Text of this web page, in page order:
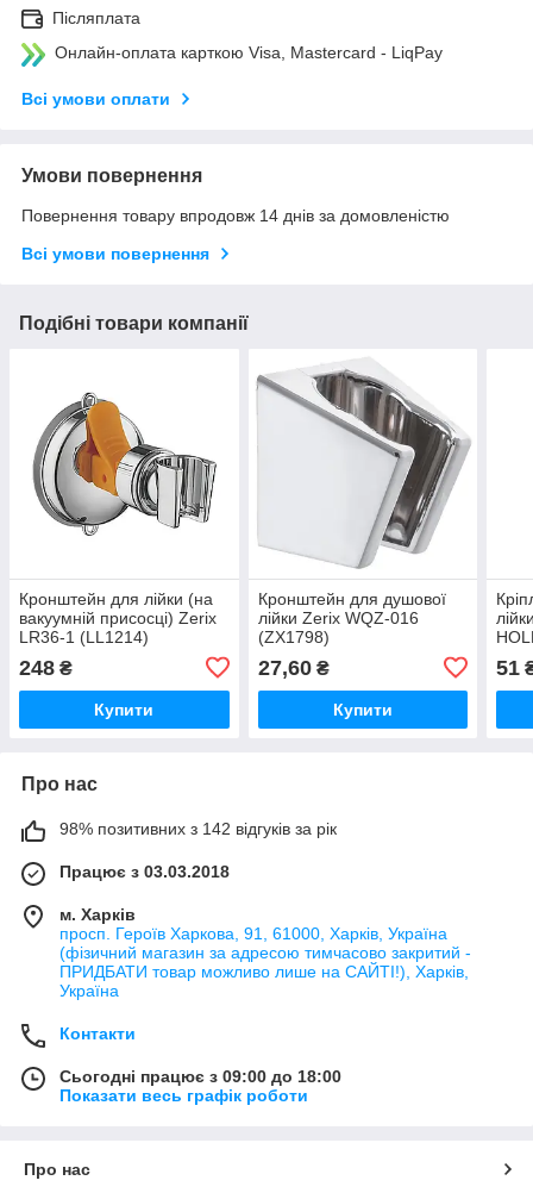
Післяплата
Онлайн-оплата карткою Visa, Mastercard - LiqPay
Всі умови оплати
Умови повернення
Повернення товару впродовж 14 днів за домовленістю
Всі умови повернення
Подібні товари компанії
Кронштейн для лійки (на
вакуумній присосці) Zerix
LR36-1 (LL1214)
248 ₴
Купити
Кронштейн для душової
лійки Zerix WQZ-016
(ZX1798)
27,60₴
Купити
51
Про нас
98% позитивних з 142 відгуків за рік
Працює з 03.03.2018
м. Харків
просп. Героїв Харкова, 91, 61000, Харків, Україна
(фізичний магазин за адресою тимчасово закритий -
ПРИДБАТИ товар можливо лише на САЙТІ!), Харків,
Україна
Контакти
Сьогодні працює з 09:00 до 18:00
Показати весь графік роботи
Про нас